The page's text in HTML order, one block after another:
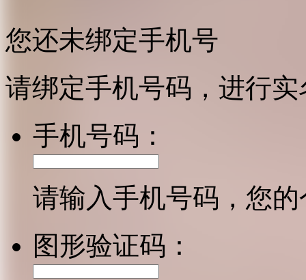
您还未绑定手机号
请绑定手机号码，进行
手机号码：
请输入手机号码，您
图形验证码：